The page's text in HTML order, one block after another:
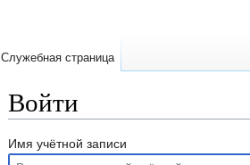
Войти
Перейти
Перейти
Имя учётной записи
Служебная страница